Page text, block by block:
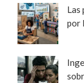
Las
por